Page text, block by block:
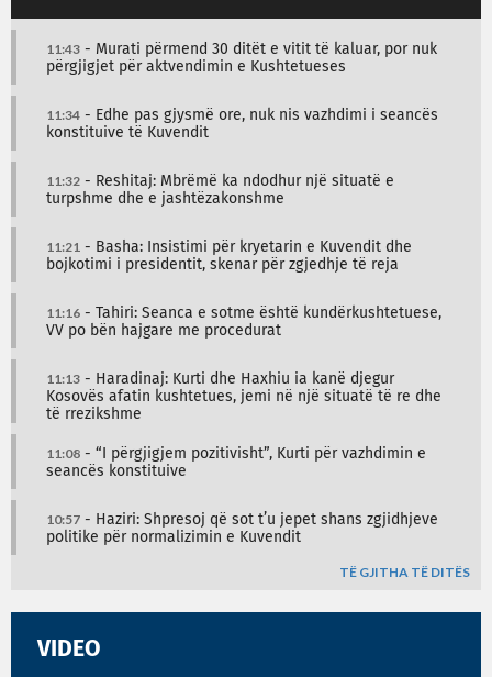
11:43 - Murati përmend 30 ditët e vitit të kaluar, por nuk
përgjigjet për aktvendimin e Kushtetueses
11:34 - Edhe pas gjysmë ore, nuk nis vazhdimi i seancës
konstituive të Kuvendit
11:32 - Reshitaj: Mbrëmë ka ndodhur një situatë e
turpshme dhe e jashtëzakonshme
11:21 - Basha: Insistimi për kryetarin e Kuvendit dhe
bojkotimi i presidentit, skenar për zgjedhje të reja
11:16 - Tahiri: Seanca e sotme është kundërkushtetuese,
VV po bën hajgare me procedurat
11:13 - Haradinaj: Kurti dhe Haxhiu ia kanë djegur
Kosovës afatin kushtetues, jemi në një situatë të re dhe
të rrezikshme
11:08 - “I përgjigjem pozitivisht”, Kurti për vazhdimin e
seancës konstituive
10:57 - Haziri: Shpresoj që sot t’u jepet shans zgjidhjeve
politike për normalizimin e Kuvendit
TË GJITHA TË DITËS
VIDEO